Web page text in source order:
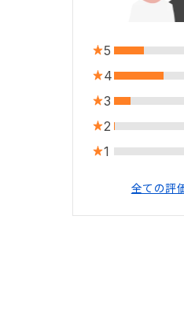
5
4
3
2
1
全ての評